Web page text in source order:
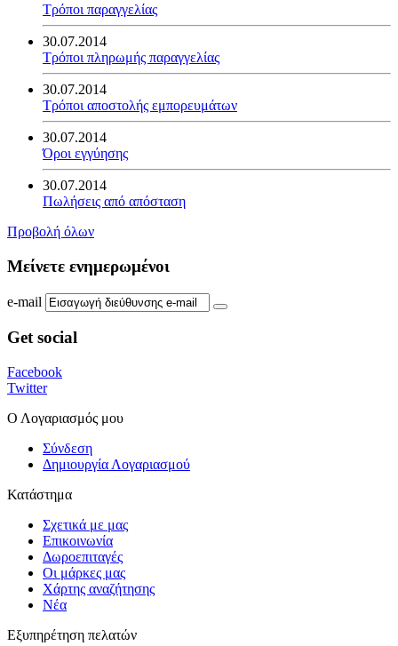
Τρόποι παραγγελίας
30.07.2014
Τρόποι πληρωμής παραγγελίας
30.07.2014
Τρόποι αποστολής εμπορευμάτων
30.07.2014
Όροι εγγύησης
30.07.2014
Πωλήσεις από απόσταση
Προβολή όλων
Μείνετε ενημερωμένοι
e-mail
Get social
Facebook
Twitter
Ο Λογαριασμός μου
Σύνδεση
Δημιουργία Λογαριασμού
Κατάστημα
Σχετικά με μας
Επικοινωνία
Δωροεπιταγές
Οι μάρκες μας
Χάρτης αναζήτησης
Νέα
Εξυπηρέτηση πελατών